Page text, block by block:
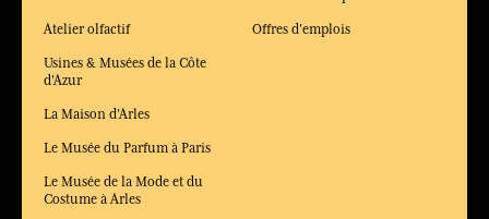
Atelier olfactif
Usines & Musées de la Côte
d'Azur
La Maison d'Arles
Le Musée du Parfum à Paris
Le Musée de la Mode et du
Costume à Arles
Offres d'emplois